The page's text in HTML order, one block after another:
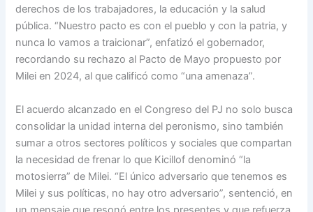
derechos de los trabajadores, la educación y la salud
pública. “Nuestro pacto es con el pueblo y con la patria, y
nunca lo vamos a traicionar”, enfatizó el gobernador,
recordando su rechazo al Pacto de Mayo propuesto por
Milei en 2024, al que calificó como “una amenaza”.
El acuerdo alcanzado en el Congreso del PJ no solo busca
consolidar la unidad interna del peronismo, sino también
sumar a otros sectores políticos y sociales que compartan
la necesidad de frenar lo que Kicillof denominó “la
motosierra” de Milei. “El único adversario que tenemos es
Milei y sus políticas, no hay otro adversario”, sentenció, en